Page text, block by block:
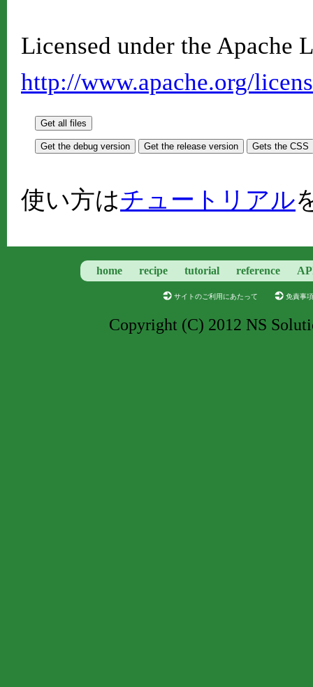
Licensed under the Apache
http://www.apache.org/
使い方はチュートリアル
home recipe tutorial reference
サイトのご利用にあたって 免責事項
Copyright (C) 2012 NS